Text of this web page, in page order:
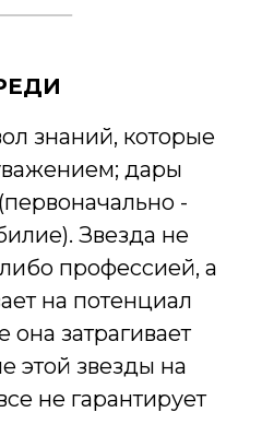
знаний, которые
дары
-
Звезда не
профессией, а
на потенциал
она затрагивает
этой звезды на
не гарантирует